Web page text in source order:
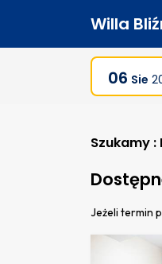
Willa
06 Sie
Szukamy :
Jeżeli termin